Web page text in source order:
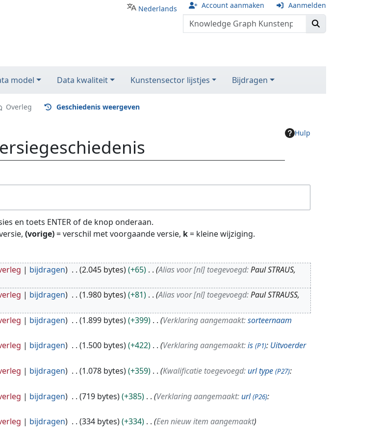
Nederlands Account aanmaken Aanmelden
model Data kwaliteit Kunstensector lijstjes Bijdragen
Overleg Geschiedenis weergeven
Hulp
en toets ENTER of de knop onderaan.
(vorige)= verschil met voorgaande versie, k= kleine wijziging.
bijdragen 2.045 bytes +65 Alias voor [nl] toegevoegd:Paul STRAUS,
bijdragen 1.980 bytes +81 Alias voor [nl] toegevoegd:Paul STRAUSS,
bijdragen 1.899 bytes +399 Verklaring aangemaakt:sorteernaam
bijdragen 1.500 bytes +422 Verklaring aangemaakt:is (P1): Uitvoerder
bijdragen 1.078 bytes +359 Kwalificatie toegevoegd: url type (P27):
bijdragen 719 bytes +385 Verklaring aangemaakt: url (P26):
bijdragen 334 bytes +334 Een nieuw item aangemaakt